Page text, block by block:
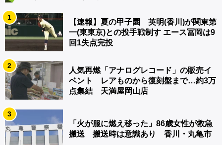
1
【速報】夏の甲子園 英明(香川)が関東第
一(東東京)との投手戦制す エース冨岡は9
回1失点完投
2
人気再燃「アナログレコード」の販売イ
ベント レアものから復刻盤まで…約3万
点集結 天満屋岡山店
3
「火が服に燃え移った」86歳女性が救急
搬送 搬送時は意識あり 香川・丸亀市